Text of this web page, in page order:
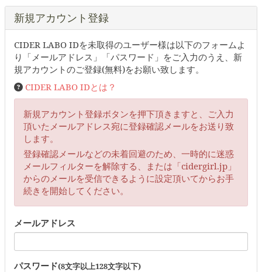
新規アカウント登録
CIDER LABO IDを未取得のユーザー様は以下のフォームよ
り「メールアドレス」「パスワード」をご入力のうえ、新
規アカウントのご登録(無料)をお願い致します。
CIDER LABO IDとは？
新規アカウント登録ボタンを押下頂きますと、ご入力
頂いたメールアドレス宛に登録確認メールをお送り致
します。
登録確認メールなどの未着回避のため、一時的に迷惑
メールフィルターを解除する、または「cidergirl.jp」
からのメールを受信できるように設定頂いてからお手
続きを開始してください。
メールアドレス
パスワード(8文字以上128文字以下)